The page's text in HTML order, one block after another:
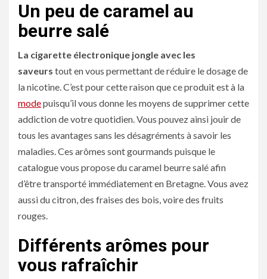
Un peu de caramel au
beurre salé
La cigarette électronique jongle avec les
saveurs tout en vous permettant de réduire le dosage de
la nicotine. C’est pour cette raison que ce produit est à la
modepuisqu’il vous donne les moyens de supprimer cette
addiction de votre quotidien. Vous pouvez ainsi jouir de
tous les avantages sans les désagréments à savoir les
maladies. Ces arômes sont gourmands puisque le
catalogue vous propose du caramel beurre salé afin
d’être transporté immédiatement en Bretagne. Vous avez
aussi du citron, des fraises des bois, voire des fruits
rouges.
Différents arômes pour
vous rafraîchir